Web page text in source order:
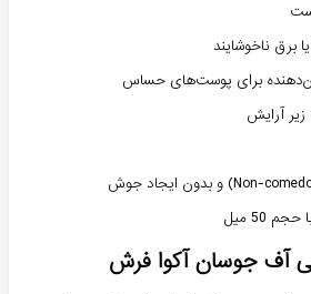
برق ناخوشایند
برای پوست‌های حساس
زیر آرایش
50 میل
آف جوسان آکوا فرش